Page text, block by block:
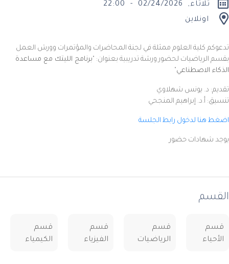
ثلاثاء, 02/24/2026 - 22:00
اونلاين
تدعوكم كلية العلوم ممثلة في لجنة المحاضرات والمؤتمرات وورش العمل
بقسم الرياضيات لحضور ورشة تدريبية بعنوان: "برنامج الليتك مع مساعدة
الذكاء الاصطناعي"
تقديم: د. يونس شهلاوي
تنسيق: أ.د. إبراهيم المنجحي
اضغط هنا لدخول رابط الجلسة
يوجد شهادات حضور
القسم
قسم
الأحياء
قسم
الرياضيات
قسم
الفيزياء
قسم
الكيمياء